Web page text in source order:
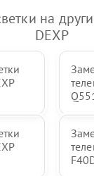
на
DEXP